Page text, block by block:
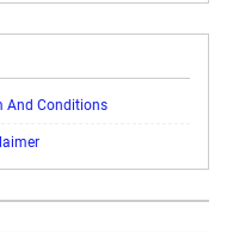
And Conditions